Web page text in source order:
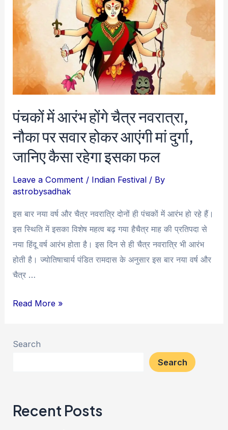
पंचकों में आरंभ होंगे चैत्र नवरात्रा,
नौका पर सवार होकर आएंगी मां दुर्गा,
जानिए कैसा रहेगा इसका फल
Leave a Comment / Indian Festival / By
astrobysadhak
इस बार नया वर्ष और चैत्र नवरात्रि दोनों ही पंचकों में आरंभ हो रहे हैं।
इस स्थिति में इसका विशेष महत्व बढ़ गया हैचैत्र माह की प्रतिपदा से
नया हिंदू वर्ष आरंभ होता है। इस दिन से ही चैत्र नवरात्रि भी आरंभ
होती है। ज्योतिषाचार्य पंडित रामदास के अनुसार इस बार नया वर्ष और
चैत्र …
पंचकों
होंगे
पर
Read More »
Search
Search
Recent Posts